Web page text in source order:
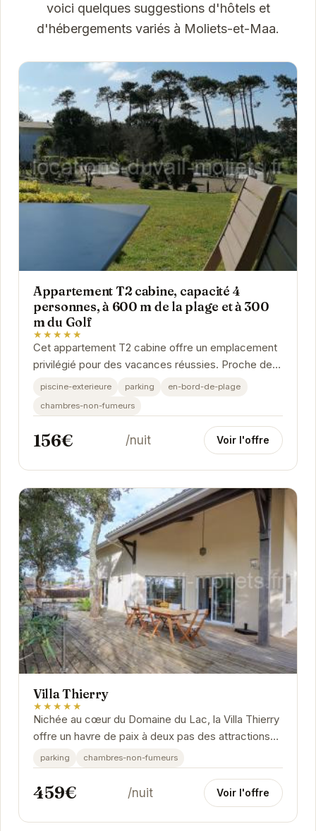
voici quelques suggestions d'hôtels et
d'hébergements variés à Moliets-et-Maa.
Appartement T2 cabine, capacité 4
personnes, à 600 m de la plage et à 300
m du Golf
★★★★★
Cet appartement T2 cabine offre un emplacement
privilégié pour des vacances réussies. Proche de la
plage et du golf, il est parfait pour les...
piscine-exterieure parking
en-bord-de-plage
chambres-non-fumeurs
156€ /nuit Voir l'offre
Villa Thierry
★★★★★
Nichée au cœur du Domaine du Lac, la Villa Thierry
offre un havre de paix à deux pas des attractions
de Moliets-et-Maa. Son architecture...
parking chambres-non-fumeurs
459€ /nuit Voir l'offre